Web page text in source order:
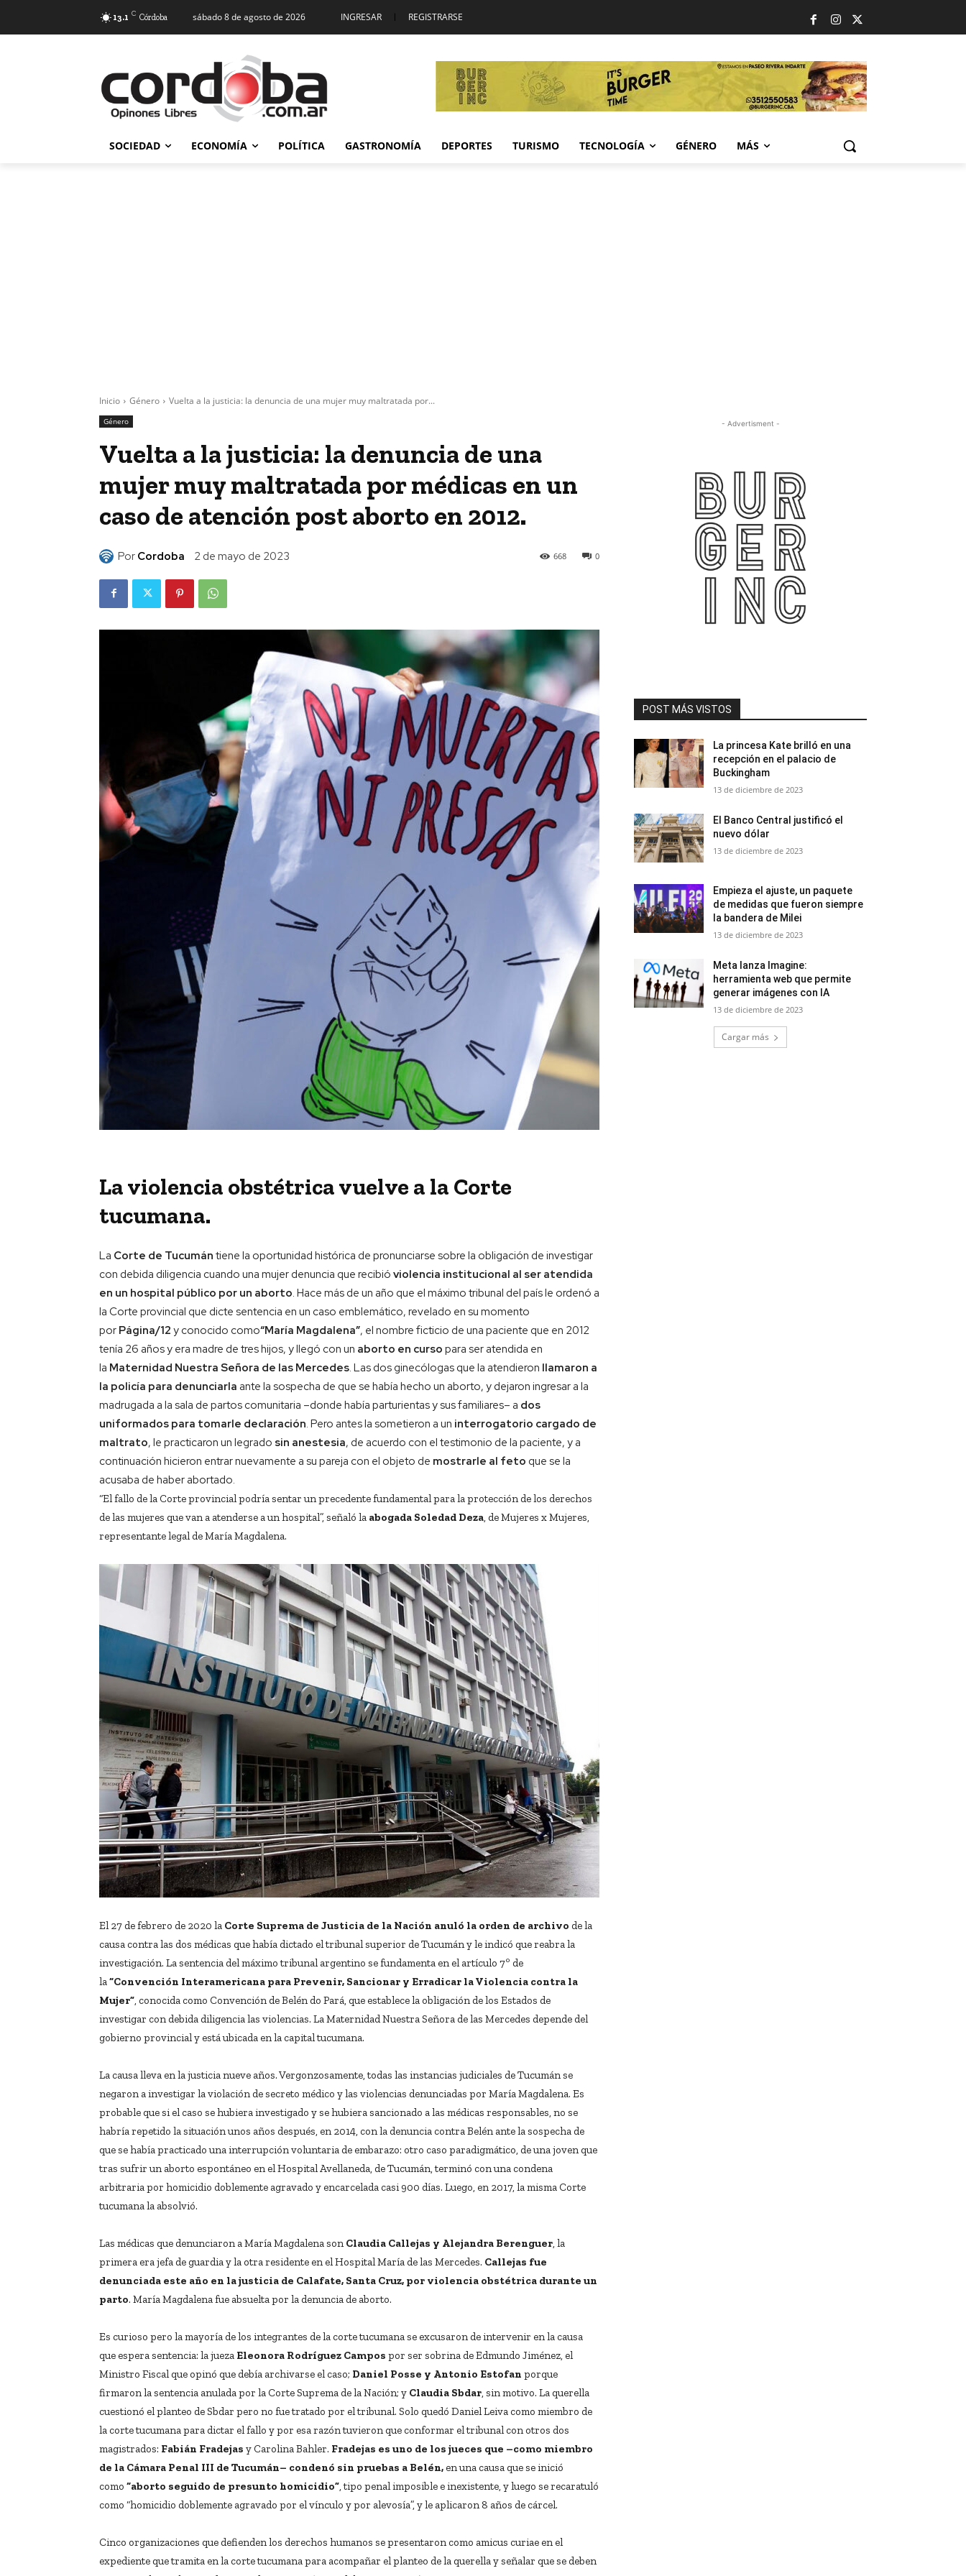
13.1 C Córdoba sábado 8 de agosto de 2026 INGRESAR | REGISTRARSE
SOCIEDAD ECONOMÍA POLÍTICA GASTRONOMÍA DEPORTES TURISMO TECNOLOGÍA GÉNERO MÁS
Inicio Género Vuelta a la justicia: la denuncia de una mujer muy maltratada por...
Género
Vuelta a la justicia: la denuncia de una
mujer muy maltratada por médicas en un
caso de atención post aborto en 2012.
Por Cordoba 2 de mayo de 2023 0
668
La violencia obstétrica vuelve a la Corte
tucumana.
La Corte de Tucumán tiene la oportunidad histórica de pronunciarse sobre la obligación de investigar
con debida diligencia cuando una mujer denuncia que recibió violencia institucional al ser atendida
en un hospital público por un aborto. Hace más de un año que el máximo tribunal del país le ordenó a
la Corte provincial que dicte sentencia en un caso emblemático, revelado en su momento
por Página/12 y conocido como“María Magdalena”, el nombre ficticio de una paciente que en 2012
tenía 26 años y era madre de tres hijos, y llegó con un aborto en curso para ser atendida en
la Maternidad Nuestra Señora de las Mercedes. Las dos ginecólogas que la atendieron llamaron a
la policía para denunciarla ante la sospecha de que se había hecho un aborto, y dejaron ingresar a la
madrugada a la sala de partos comunitaria –donde había parturientas y sus familiares– a dos
uniformados para tomarle declaración. Pero antes la sometieron a un interrogatorio cargado de
maltrato, le practicaron un legrado sin anestesia, de acuerdo con el testimonio de la paciente, y a
continuación hicieron entrar nuevamente a su pareja con el objeto de mostrarle al feto que se la
acusaba de haber abortado.
“El fallo de la Corte provincial podría sentar un precedente fundamental para la protección de los derechos
de las mujeres que van a atenderse a un hospital”, señaló la abogada Soledad Deza, de Mujeres x Mujeres,
representante legal de María Magdalena.
El 27 de febrero de 2020 la Corte Suprema de Justicia de la Nación anuló la orden de archivo de la
causa contra las dos médicas que había dictado el tribunal superior de Tucumán y le indicó que reabra la
investigación. La sentencia del máximo tribunal argentino se fundamenta en el artículo 7º de
la“Convención Interamericana para Prevenir, Sancionar y Erradicar la Violencia contra la
Mujer”, conocida como Convención de Belén do Pará, que establece la obligación de los Estados de
investigar con debida diligencia las violencias. La Maternidad Nuestra Señora de las Mercedes depende del
gobierno provincial y está ubicada en la capital tucumana.
La causa lleva en la justicia nueve años. Vergonzosamente, todas las instancias judiciales de Tucumán se
negaron a investigar la violación de secreto médico y las violencias denunciadas por María Magdalena. Es
probable que si el caso se hubiera investigado y se hubiera sancionado a las médicas responsables, no se
habría repetido la situación unos años después, en 2014, con la denuncia contra Belén ante la sospecha de
que se había practicado una interrupción voluntaria de embarazo: otro caso paradigmático, de una joven que
tras sufrir un aborto espontáneo en el Hospital Avellaneda, de Tucumán, terminó con una condena
arbitraria por homicidio doblemente agravado y encarcelada casi 900 días. Luego, en 2017, la misma Corte
tucumana la absolvió.
Las médicas que denunciaron a María Magdalena son Claudia Callejas y Alejandra Berenguer, la
primera era jefa de guardia y la otra residente en el Hospital María de las Mercedes. Callejas fue
denunciada este año en la justicia de Calafate, Santa Cruz, por violencia obstétrica durante un
parto. María Magdalena fue absuelta por la denuncia de aborto.
Es curioso pero la mayoría de los integrantes de la corte tucumana se excusaron de intervenir en la causa
que espera sentencia: la jueza Eleonora Rodríguez Campos por ser sobrina de Edmundo Jiménez, el
Ministro Fiscal que opinó que debía archivarse el caso; Daniel Posse y Antonio Estofan porque
firmaron la sentencia anulada por la Corte Suprema de la Nación; y Claudia Sbdar, sin motivo. La querella
cuestionó el planteo de Sbdar pero no fue tratado por el tribunal. Solo quedó Daniel Leiva como miembro de
la corte tucumana para dictar el fallo y por esa razón tuvieron que conformar el tribunal con otros dos
magistrados: Fabián Fradejas y Carolina Bahler. Fradejas es uno de los jueces que –como miembro
de la Cámara Penal III de Tucumán– condenó sin pruebas a Belén, en una causa que se inició
como “aborto seguido de presunto homicidio”, tipo penal imposible e inexistente, y luego se recaratuló
como “homicidio doblemente agravado por el vínculo y por alevosía”, y le aplicaron 8 años de cárcel.
Cinco organizaciones que defienden los derechos humanos se presentaron como amicus curiae en el
expediente que tramita en la corte tucumana para acompañar el planteo de la querella y señalar que se deben
- Advertisment -
POST MÁS VISTOS
La princesa Kate brilló en una
recepción en el palacio de
Buckingham
13 de diciembre de 2023
El Banco Central justificó el
nuevo dólar
13 de diciembre de 2023
Empieza el ajuste, un paquete
de medidas que fueron siempre
la bandera de Milei
13 de diciembre de 2023
Meta lanza Imagine:
herramienta web que permite
generar imágenes con IA
13 de diciembre de 2023
Cargar más